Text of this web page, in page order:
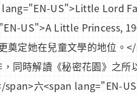
US">Little Lord
US">A Little Princess,
奠定她在兒童文學的地位。
同時解讀《秘密花園》之
六<span lang="EN-